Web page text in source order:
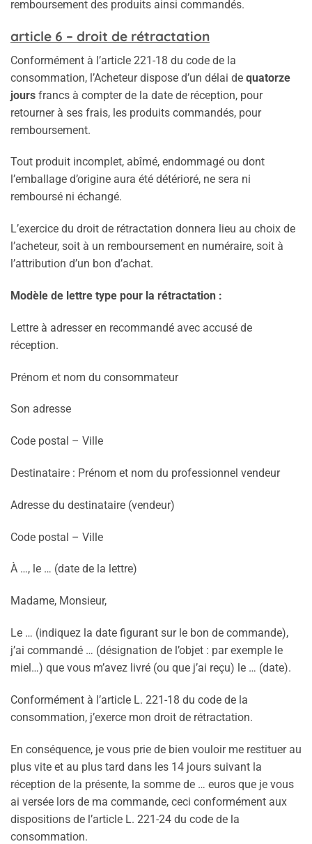
remboursement des produits ainsi commandés.
article 6 – droit de rétractation
Conformément à l’article 221-18 du code de la
consommation, l’Acheteur dispose d’un délai de quatorze
jours francs à compter de la date de réception, pour
retourner à ses frais, les produits commandés, pour
remboursement.
Tout produit incomplet, abîmé, endommagé ou dont
l’emballage d’origine aura été détérioré, ne sera ni
remboursé ni échangé.
L’exercice du droit de rétractation donnera lieu au choix de
l’acheteur, soit à un remboursement en numéraire, soit à
l’attribution d’un bon d’achat.
Modèle de lettre type pour la rétractation :
Lettre à adresser en recommandé avec accusé de
réception.
Prénom et nom du consommateur
Son adresse
Code postal – Ville
Destinataire : Prénom et nom du professionnel vendeur
Adresse du destinataire (vendeur)
Code postal – Ville
À …, le … (date de la lettre)
Madame, Monsieur,
Le … (indiquez la date figurant sur le bon de commande),
j’ai commandé … (désignation de l’objet : par exemple le
miel…) que vous m’avez livré (ou que j’ai reçu) le … (date).
Conformément à l’article L. 221-18 du code de la
consommation, j’exerce mon droit de rétractation.
En conséquence, je vous prie de bien vouloir me restituer au
plus vite et au plus tard dans les 14 jours suivant la
réception de la présente, la somme de … euros que je vous
ai versée lors de ma commande, ceci conformément aux
dispositions de l’article L. 221-24 du code de la
consommation.